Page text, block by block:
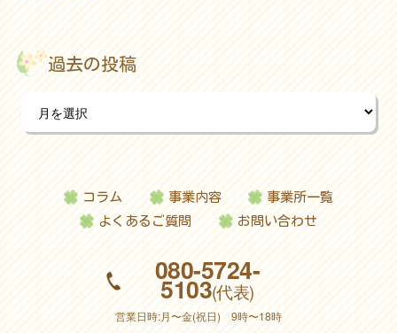
過去の投稿
コラム 事業内容
事業所一覧
よくあるご質問
お問い合わせ
080-5724-
5103(代表)
営業日時:月〜金(祝日) 9時〜18時